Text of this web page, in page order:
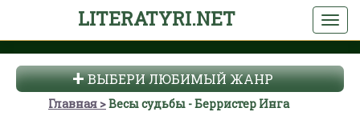
LITERATYRI.NET
ВЫБЕРИ ЛЮБИМЫЙ ЖАНР
Главная Весы судьбы - Берристер Инга